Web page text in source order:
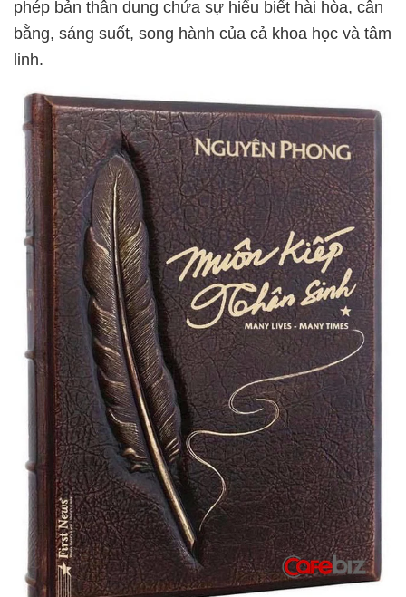
phép bản thân dung chứa sự hiểu biết hài hòa, cân
bằng, sáng suốt, song hành của cả khoa học và tâm
linh.